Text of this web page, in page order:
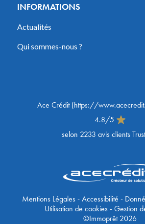
INFORMATIONS
Actualités
Qui sommes-nous ?
Ace Crédit(https://
4.8/5
selon 2233 avis clients
Mentions Légales-Accessibilité -
Utilisation de cookies-Gestion
©Immoprêt 2026